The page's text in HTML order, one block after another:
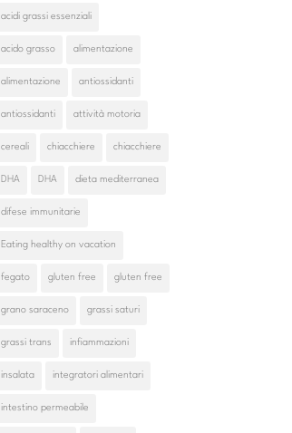
acidi grassi essenziali
acido grasso alimentazione
alimentazione antiossidanti
antiossidanti attività motoria
cereali chiacchiere chiacchiere
DHA DHA dieta mediterranea
difese immunitarie
Eating healthy on vacation
fegato gluten free gluten free
grano saraceno grassi saturi
grassi trans infiammazioni
insalata integratori alimentari
intestino permeabile